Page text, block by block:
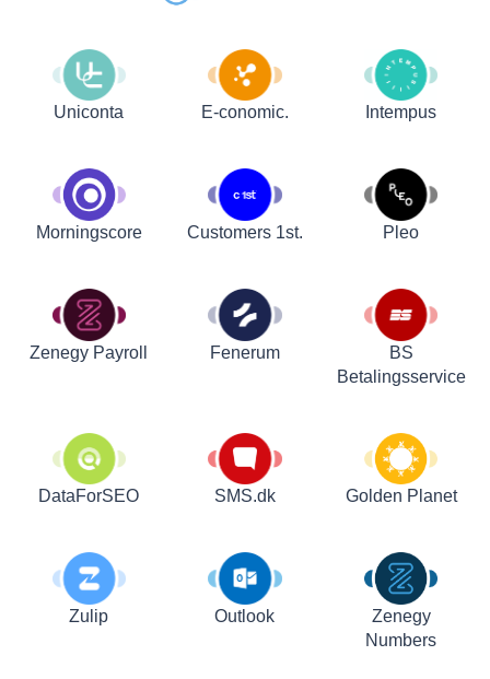
Uniconta E-conomic. Intempus
Morningscore Customers 1st. Pleo
Zenegy Payroll Fenerum
BS
Betalingsservice
DataForSEO SMS.dk Golden Planet
Zulip Outlook
Zenegy
Numbers